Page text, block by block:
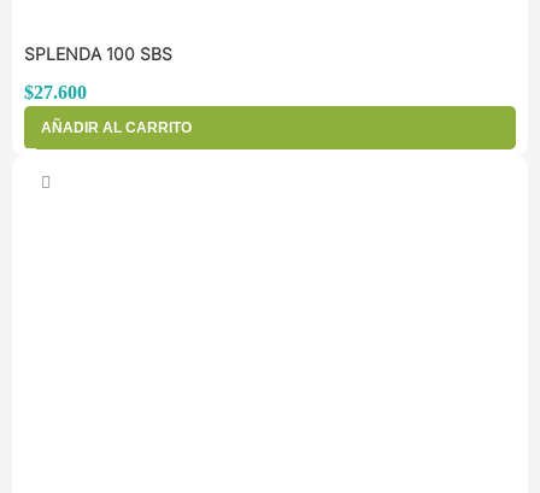
SPLENDA 100 SBS
$27.600
AÑADIR AL CARRITO